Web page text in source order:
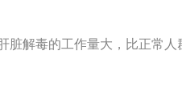
解毒的工作量大，比正常人